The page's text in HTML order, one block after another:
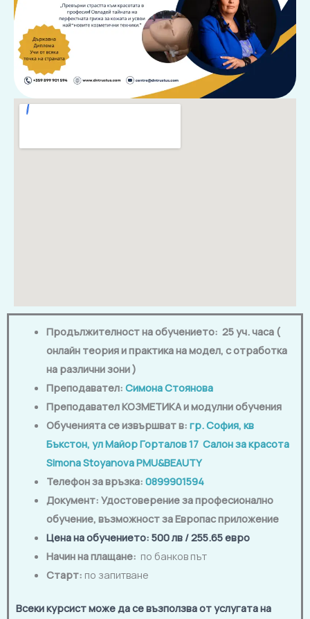
Продължителност на обучението: 25 уч. часа (
онлайн теория и практика на модел, с отработка
на различни зони )
Преподавател: Симона Стоянова
Преподавател КОЗМЕТИКА и модулни обучения
Обученията се извършват в: гр. София, кв
Бъкстон, ул Майор Горталов 17 Салон за красота
Simona Stoyanova PMU&BEAUTY
Телефон за връзка: 0899901594
Документ: Удостоверение за професионално
обучение, възможност за Европас приложение
Цена на обучението: 500 лв / 255.65 евро
Начин на плащане: по банков път
Старт: по запитване
Всеки курсист може да се възползва от услугата на